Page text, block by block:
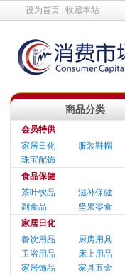
设为首页 收藏本站
商品分类
会员特供
家居日化
服装鞋帽
珠宝配饰
食品保健
茶叶饮品
滋补保健
副食品
坚果零食
家居日化
餐饮用品
厨房用具
卫浴用品
床上用品
家居饰品
家具五金